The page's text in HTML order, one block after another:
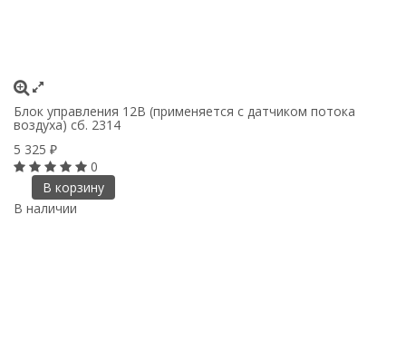
Блок управления 12В (применяется с датчиком потока
воздуха) сб. 2314
5 325 ₽
0
В корзину
В наличии